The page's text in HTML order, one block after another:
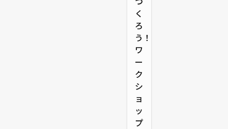
く
ろ
う！」
ワ
ー
ク
シ
ョ
ッ
プ